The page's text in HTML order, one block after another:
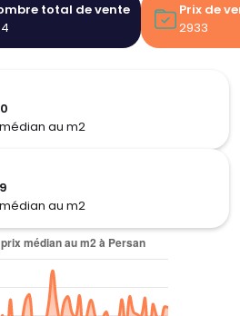
total de vente
Prix de
2933
au m2
au m2